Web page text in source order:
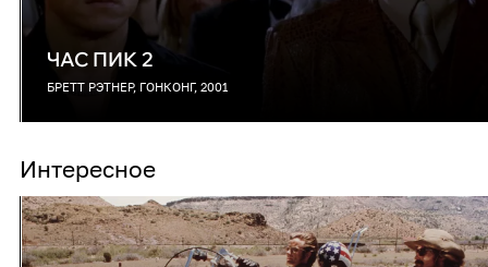
ЧАС ПИК 2
БРЕТТ РЭТНЕР, ГОНКОНГ, 2001
Интересное